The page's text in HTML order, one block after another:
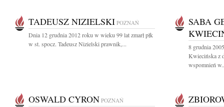
TADEUSZ NIZIELSKI POZNAŃ
Dnia 12 grudnia 2012 roku w wieku 99 lat zmarł płk
w st. spocz. Tadeusz Nizielski prawnik,...
SABA
8 grudnia
Kwiecińska z
wspomnień
OSWALD CYRON POZNAŃ